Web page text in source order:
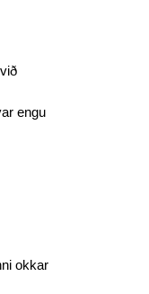
engu
okkar